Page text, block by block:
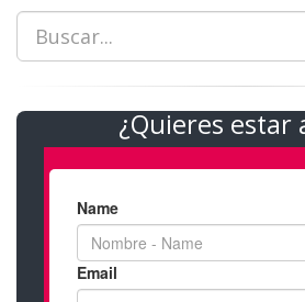
¿Quieres estar